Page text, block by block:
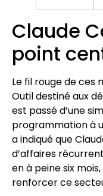
Claude
point
Le fil rouge de ces
Outil destiné aux
est passé d’une
programmation à
a indiqué que
d’affaires
en à peine six
renforcer ce